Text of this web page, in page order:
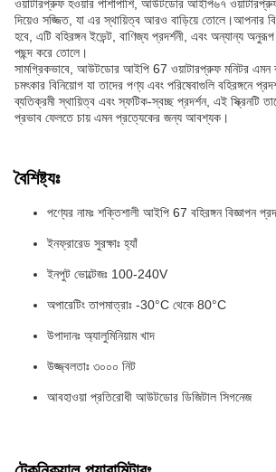
ওয়াটারপ্রুফ হওয়ার পাশাপাশি, আউটডোর আইপি৬৭ ওয়াটারপ্রুফ
দিয়েও সজ্জিত, যা এর স্থায়িত্ব আরও বাড়িয়ে তোলে।আপনার
হবে, এটি বহিরঙ্গন ইভেন্ট, বাণিজ্য প্রদর্শনী, এবং অন্যান্য
পছন্দ করে তোলে।
সামগ্রিকভাবে, আউটডোর আইপি 67 ওয়াটারপ্রুফ মনিটর এমন
চমৎকার বিনিয়োগ যা তাদের পণ্য এবং পরিষেবাগুলি বহিরঙ্গনে
ব্যতিক্রমী স্থায়িত্ব এবং স্ফটিক-স্বচ্ছ প্রদর্শন, এই স্ক্রিনটি
প্রভাব ফেলতে চায় এমন প্রত্যেকের জন্য আবশ্যক।
বৈশিষ্ট্যঃ
পণ্যের নামঃ শক্তিশালী আইপি 67 বহিরঙ্গন বিজ্ঞাপন
ইনফ্রারেড সুরক্ষাঃ হ্যাঁ
ইনপুট ভোল্টেজঃ 100-240V
অপারেটিং তাপমাত্রাঃ -30°C থেকে 80°C
উপাদানঃ অ্যালুমিনিয়াম খাদ
উজ্জ্বলতাঃ ৩০০০ নিট
আবহাওয়া প্রতিরোধী আউটডোর ডিজিটাল সিগনেজ